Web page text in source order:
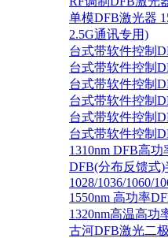
单模DFB激光器
2.5G通讯专用)
台式带软件控制
台式带软件控制
台式带软件控制
台式带软件控制
台式带软件控制
台式带软件控制
1310nm DFB高
DFB(分布反馈式
1028/1036/1060/
1550nm 高功率
1320nm高温高功
古河DFB激光二